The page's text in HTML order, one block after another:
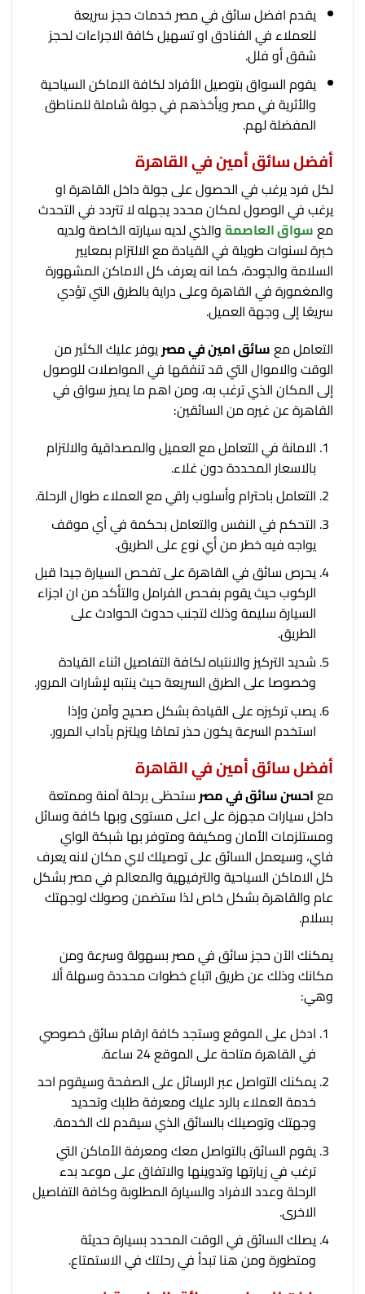
يقدم افضل سائق في مصر خدمات حجز سريعة
للعملاء في الفنادق او تسهيل كافة الاجراءات لحجز
شقق أو فلل.
يقوم السواق بتوصيل الأفراد لكافة الاماكن السياحية
والأثرية في مصر ويأخذهم في جولة شاملة للمناطق
المفضلة لهم.
أفضل سائق أمين في القاهرة
لكل فرد يرغب في الحصول على جولة داخل القاهرة او
يرغب في الوصول لمكان محدد يجهله لا تتردد في التحدث
معسواق العاصمةوالذي لديه سيارته الخاصة ولديه
خبرة لسنوات طويلة في القيادة مع الالتزام بمعايير
السلامة والجودة، كما انه يعرف كل الاماكن المشهورة
والمغمورة في القاهرة وعلى دراية بالطرق التي تؤدي
سريعًا إلى وجهة العميل.
التعامل معسائق امين في مصريوفر عليك الكثير من
الوقت والاموال التي قد تنفقها في المواصلات للوصول
إلى المكان الذي ترغب به، ومن اهم ما يميز سواق في
القاهرة عن غيره من السائقين:
الامانة في التعامل مع العميل والمصداقية والالتزام
بالاسعار المحددة دون غلاء.
التعامل باحترام وأسلوب راقي مع العملاء طوال الرحلة.
التحكم في النفس والتعامل بحكمة في أي موقف
يواجه فيه خطر من أي نوع على الطريق.
يحرص سائق في القاهرة على تفحص السيارة جيدا قبل
الركوب حيث يقوم بفحص الفرامل والتأكد من ان اجزاء
السيارة سليمة وذلك لتجنب حدوث الحوادث على
الطريق.
شديد التركيز والانتباه لكافة التفاصيل اثناء القيادة
وخصوصا على الطرق السريعة حيث ينتبه لإشارات المرور.
يصب تركيزه على القيادة بشكل صحيح وآمن وإذا
استخدم السرعة يكون حذر تمامًا ويلتزم بآداب المرور.
أفضل سائق أمين في القاهرة
معاحسن سائق في مصرستحظى برحلة آمنة وممتعة
داخل سيارات مجهزة على اعلى مستوى وبها كافة وسائل
ومستلزمات الأمان ومكيفة ومتوفر بها شبكة الواي
فاي، وسيعمل السائق على توصيلك لاي مكان لانه يعرف
كل الاماكن السياحية والترفيهية والمعالم في مصر بشكل
عام والقاهرة بشكل خاص لذا ستضمن وصولك لوجهتك
بسلام.
يمكنك الآن حجز سائق في مصر بسهولة وسرعة ومن
مكانك وذلك عن طريق اتباع خطوات محددة وسهلة ألا
وهي:
ادخل على الموقع وستجد كافة ارقام سائق خصوصي
في القاهرة متاحة على الموقع 24 ساعة.
يمكنك التواصل عبر الرسائل على الصفحة وسيقوم احد
خدمة العملاء بالرد عليك ومعرفة طلبك وتحديد
وجهتك وتوصيلك بالسائق الذي سيقدم لك الخدمة.
يقوم السائق بالتواصل معك ومعرفة الأماكن التي
ترغب في زيارتها وتدوينها والاتفاق على موعد بدء
الرحلة وعدد الافراد والسيارة المطلوبة وكافة التفاصيل
الاخرى.
يصلك السائق في الوقت المحدد بسيارة حديثة
ومتطورة ومن هنا تبدأ في رحلتك في الاستمتاع.